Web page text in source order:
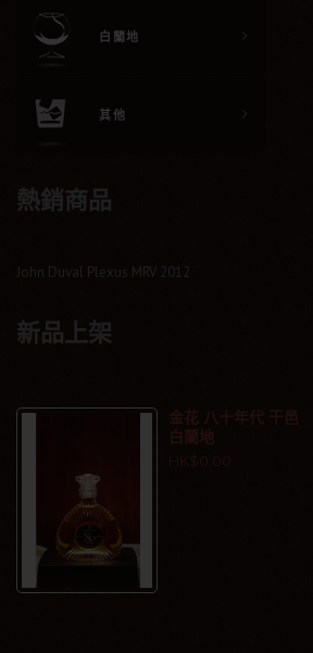
白蘭地
其他
熱銷商品
John Duval Plexus MRV 2012
新品上架
金花 八十年代 干邑
白蘭地
HK$0.00